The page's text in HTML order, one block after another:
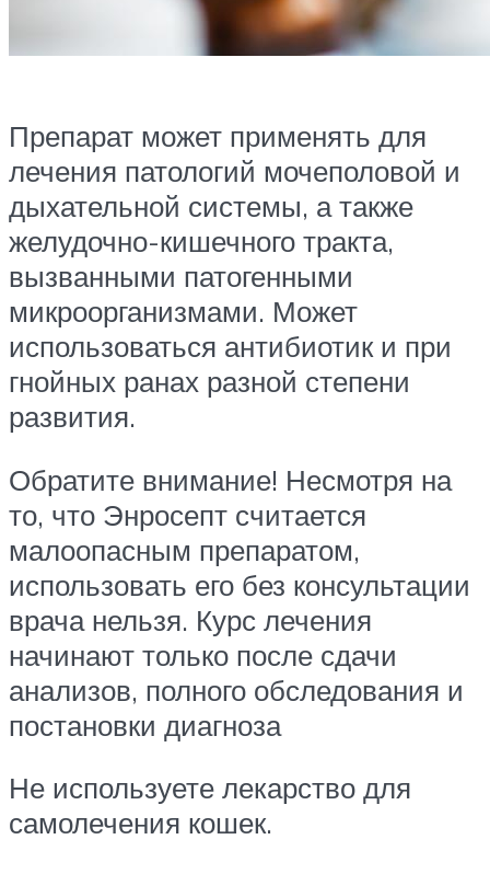
Препарат может применять для
лечения патологий мочеполовой и
дыхательной системы, а также
желудочно-кишечного тракта,
вызванными патогенными
микроорганизмами. Может
использоваться антибиотик и при
гнойных ранах разной степени
развития.
Обратите внимание! Несмотря на
то, что Энросепт считается
малоопасным препаратом,
использовать его без консультации
врача нельзя. Курс лечения
начинают только после сдачи
анализов, полного обследования и
постановки диагноза
Не используете лекарство для
самолечения кошек.